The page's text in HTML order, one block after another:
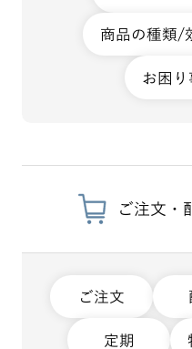
商品の種類/
お困り
ご注文・
ご注文
定期